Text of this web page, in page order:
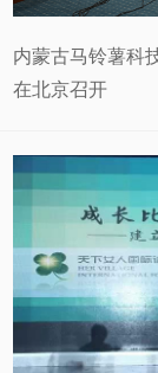
内蒙古马铃薯科
在北京召开